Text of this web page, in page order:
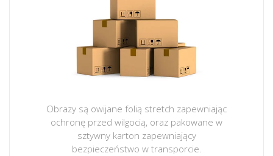
Obrazy są owijane folią stretch zapewniając
ochronę przed wilgocią, oraz pakowane w
sztywny karton zapewniający
bezpieczeństwo w transporcie.